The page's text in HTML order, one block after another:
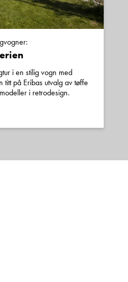
at den oppgitte egenvekt
på en minimumsutstyrt
standard utstyr etter
variere fra den
i vognkortet.
i en stilig vogn med
på Eribas utvalg av tøffe
i retrodesign.